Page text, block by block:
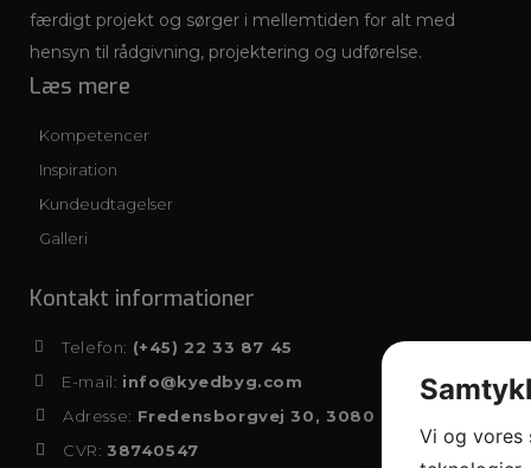
færdigt projekt og sørger i mellemtiden for alt med
hensyn til rådgivning, projektering og udførelse.
Læs mere
Kompetencer
Inspiration
Kundeudtagelser
Galleri
Kontakt informationer
Telefon: (+45) 22 33 87 45
E-mail: info@kyedbyg.com
Adresse: Fredensborgvej 30, 3080 Tikøb
CVR: 38740547
Vi og vores